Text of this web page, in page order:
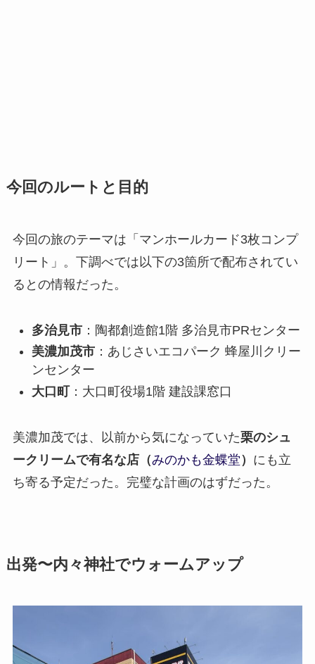
今回のルートと目的
今回の旅のテーマは「マンホールカード3枚コンプ
リート」。下調べでは以下の3箇所で配布されてい
るとの情報だった。
多治見市：陶都創造館1階 多治見市PRセンター
美濃加茂市：あじさいエコパーク 蜂屋川クリー
ンセンター
大口町：大口町役場1階 建設課窓口
美濃加茂では、以前から気になっていた栗のシュ
ークリームで有名な店（みのかも金蝶堂） にも立
ち寄る予定だった。完璧な計画のはずだった。
出発〜内々神社でウォームアップ